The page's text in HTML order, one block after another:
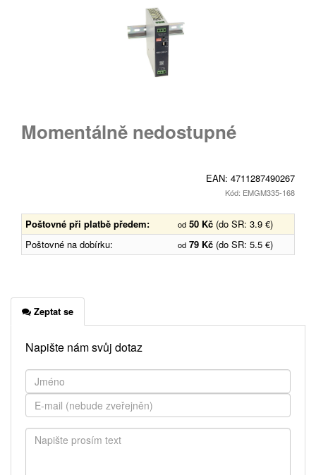
Momentálně nedostupné
EAN: 4711287490267
Kód: EMGM335-168
Poštovné při platbě předem: od 50 Kč (do SR: 3.9 €)
Poštovné na dobírku:
od 79 Kč (do SR: 5.5 €)
Zeptat se
Napište nám svůj dotaz